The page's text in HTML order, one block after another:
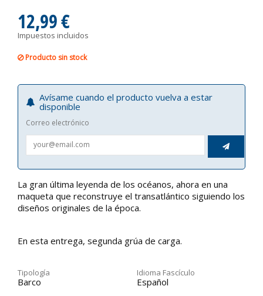
12,99 €
Impuestos incluidos
Producto sin stock
Avísame cuando el producto vuelva a estar
disponible
Correo electrónico

La gran última leyenda de los océanos, ahora en una
maqueta que reconstruye el transatlántico siguiendo los
diseños originales de la época.
En esta entrega, segunda grúa de carga.
Tipología
Barco
Idioma Fascículo
Español